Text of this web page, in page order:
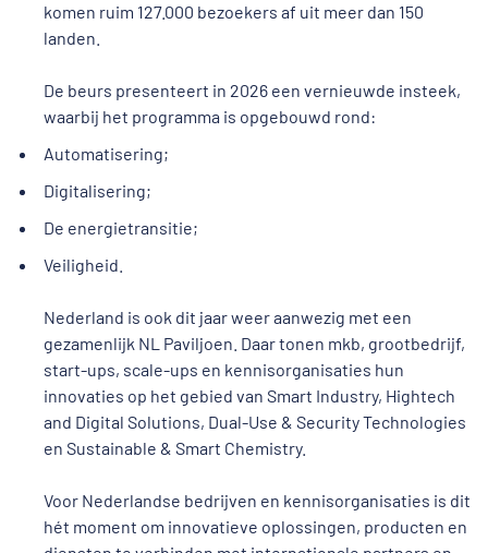
komen ruim 127.000 bezoekers af uit meer dan 150
landen.
De beurs presenteert in 2026 een vernieuwde insteek,
waarbij het programma is opgebouwd rond:
Automatisering;
Digitalisering;
De energietransitie;
Veiligheid.
Nederland is ook dit jaar weer aanwezig met een
gezamenlijk NL Paviljoen. Daar tonen mkb, grootbedrijf,
start-ups, scale-ups en kennisorganisaties hun
innovaties op het gebied van Smart Industry, Hightech
and Digital Solutions, Dual-Use & Security Technologies
en Sustainable & Smart Chemistry.
Voor Nederlandse bedrijven en kennisorganisaties is dit
hét moment om innovatieve oplossingen, producten en